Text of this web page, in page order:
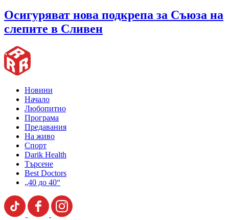
Oсигуряват нова подкрепа за Съюза на
слепите в Сливен
Новини
Начало
Любопитно
Програма
Предавания
На живо
Спорт
Darik Health
Търсене
Best Doctors
„40 до 40“